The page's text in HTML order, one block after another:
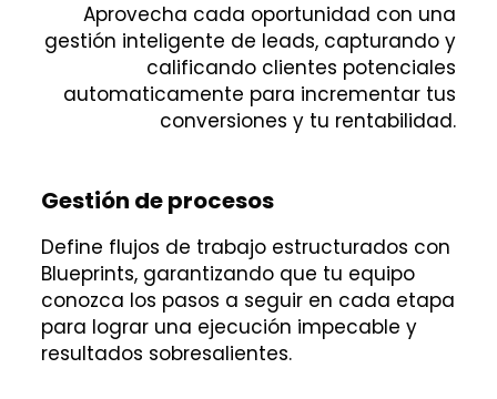
Aprovecha cada oportunidad con una
gestión inteligente de leads, capturando y
calificando clientes potenciales
automaticamente para incrementar tus
conversiones y tu rentabilidad.
Gestión de procesos
Define flujos de trabajo estructurados con
Blueprints, garantizando que tu equipo
conozca los pasos a seguir en cada etapa
para lograr una ejecución impecable y
resultados sobresalientes.